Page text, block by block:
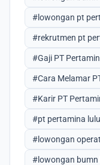
#lowongan pt
#rekrutmen pt
#Gaji PT
#Cara Melamar
#Karir PT
#pt pertamina
#lowongan
#lowongan bumn